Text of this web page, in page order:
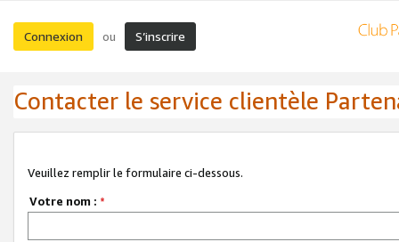
Connexion ou S’inscrire
Contacter le service clientèle
Veuillez remplir le formulaire ci-dessous.
Votre nom : *